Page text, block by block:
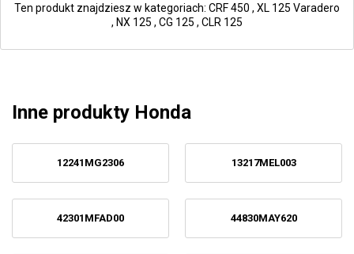
Ten produkt znajdziesz w kategoriach: CRF 450 , XL 125 Varadero
, NX 125 , CG 125 , CLR 125
Inne produkty Honda
12241MG2306 13217MEL003
42301MFAD00 44830MAY620